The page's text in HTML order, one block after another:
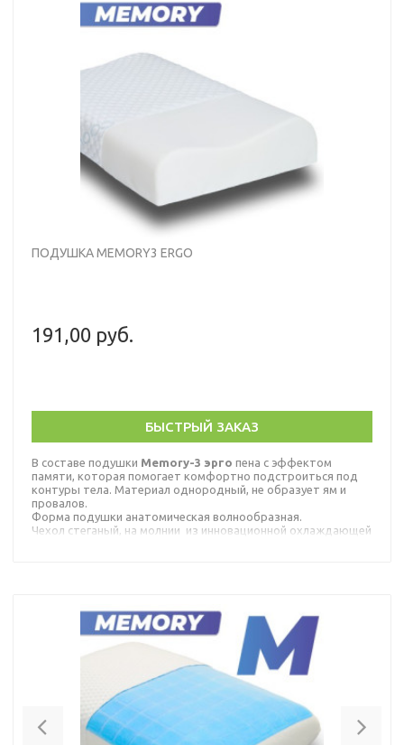
ПОДУШКА MEMORY3 ERGO
191,00 руб.
БЫСТРЫЙ ЗАКАЗ
В составе подушки Memory-3 эрго пена с эффектом
памяти, которая помогает комфортно подстроиться под
контуры тела. Материал однородный, не образует ям и
провалов.
Форма подушки анатомическая волнообразная.
Чехол стеганый, на молнии из инновационной охлаждающей
потребительских свойств.
Previous